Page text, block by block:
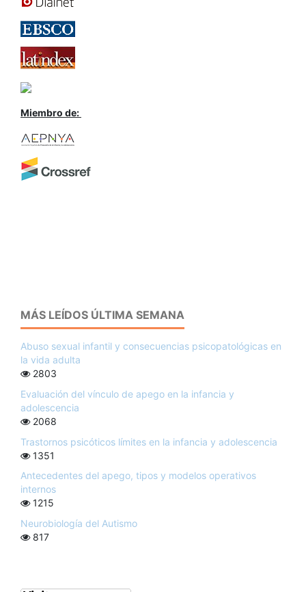
Miembro de:
MÁS LEÍDOS ÚLTIMA SEMANA
Abuso sexual infantil y consecuencias psicopatológicas en
la vida adulta
2803
Evaluación del vínculo de apego en la infancia y
adolescencia
2068
Trastornos psicóticos límites en la infancia y adolescencia
1351
Antecedentes del apego, tipos y modelos operativos
internos
1215
Neurobiología del Autismo
817